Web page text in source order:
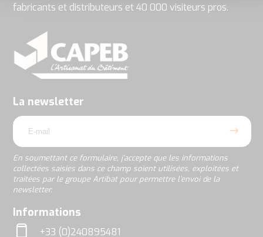
fabricants et distributeurs et 40 000 visiteurs pros.
La newsletter
email
En soumettant ce formulaire, j’accepte que les informations
collectées saisies dans ce champ soient utilisées, exploitées et
traitées par le groupe Artibat pour permettre l’envoi de la
newsletter.
rgpd
En
soumettant
j’accepte
les
informations
dans
ce
champ
soient
exploitées
et
Informations
+33 (0)240895481